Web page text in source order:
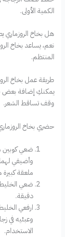
الكمية الأولى.
هل بخاخ الروزماري
نعم، يساعد بخاخ
المنتظم.
طريقة عمل بخاخ
يمكنكِ إضافة بعض
وقف تساقط الشعر.
حضري بخاخ
ضعي كوبين
ملعقة
دقيقة.
وعبئيه في
الاستخدام.